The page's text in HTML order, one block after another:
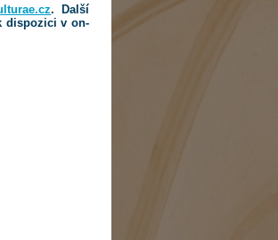
. Další
dispozici v on-